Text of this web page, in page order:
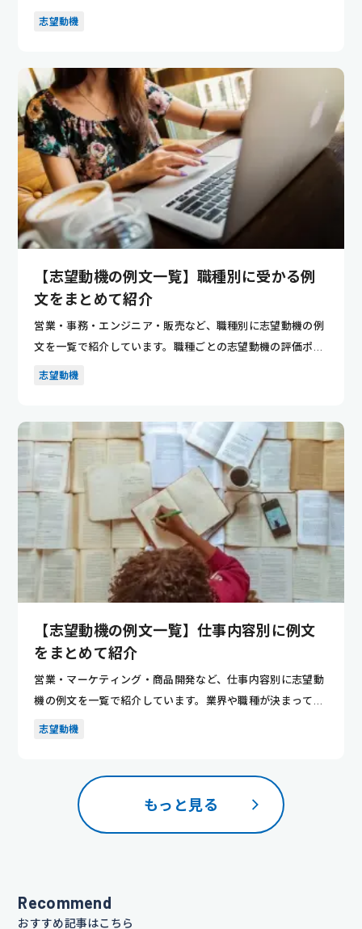
トが分かり...
志望動機
【志望動機の例文一覧】職種別に受かる例
文をまとめて紹介
営業・事務・エンジニア・販売など、職種別に志望動機の例
文を一覧で紹介しています。職種ごとの志望動機の評価ポイ
ントが分かり...
志望動機
【志望動機の例文一覧】仕事内容別に例文
をまとめて紹介
営業・マーケティング・商品開発など、仕事内容別に志望動
機の例文を一覧で紹介しています。業界や職種が決まってい
ない人でも、...
志望動機
もっと見る
Recommend
おすすめ記事はこちら